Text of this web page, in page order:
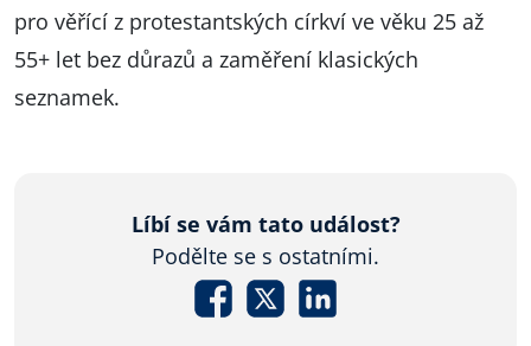
pro věřící z protestantských církví ve věku 25 až
55+ let bez důrazů a zaměření klasických
seznamek.
Líbí se vám tato událost?
Podělte se s ostatními.